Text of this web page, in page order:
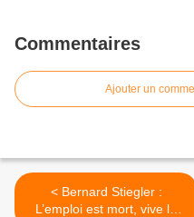
Commentaires
Ajouter un
< Bernard Stiegler :
L’emploi est mort, vive le